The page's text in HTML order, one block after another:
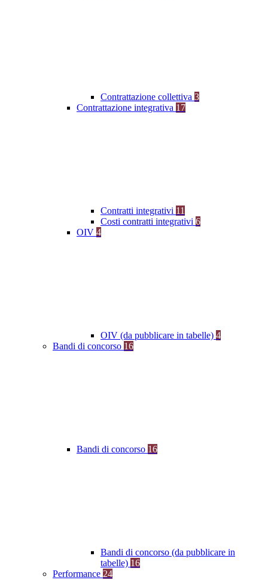
Contrattazione collettiva 3
Contrattazione integrativa 17
Contratti integrativi 11
Costi contratti integrativi 6
OIV 4
OIV (da pubblicare in tabelle) 4
Bandi di concorso 16
Bandi di concorso 16
Bandi di concorso (da pubblicare in
tabelle) 16
Performance 24